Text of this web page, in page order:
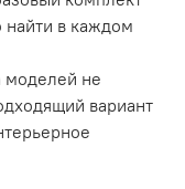
в каждом
моделей не
вариант